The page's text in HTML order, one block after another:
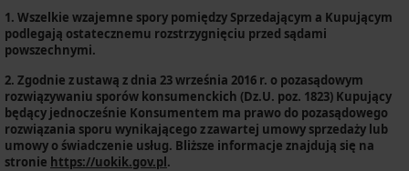
1. Wszelkie wzajemne spory pomiędzy Sprzedającym a Kupującym
podlegają ostatecznemu rozstrzygnięciu przed sądami
powszechnymi.
2. Zgodnie z ustawą z dnia 23 września 2016 r. o pozasądowym
rozwiązywaniu sporów konsumenckich (Dz.U. poz. 1823) Kupujący
będący jednocześnie Konsumentem ma prawo do pozasądowego
rozwiązania sporu wynikającego z zawartej umowy sprzedaży lub
umowy o świadczenie usług. Bliższe informacje znajdują się na
stronie https://uokik.gov.pl.